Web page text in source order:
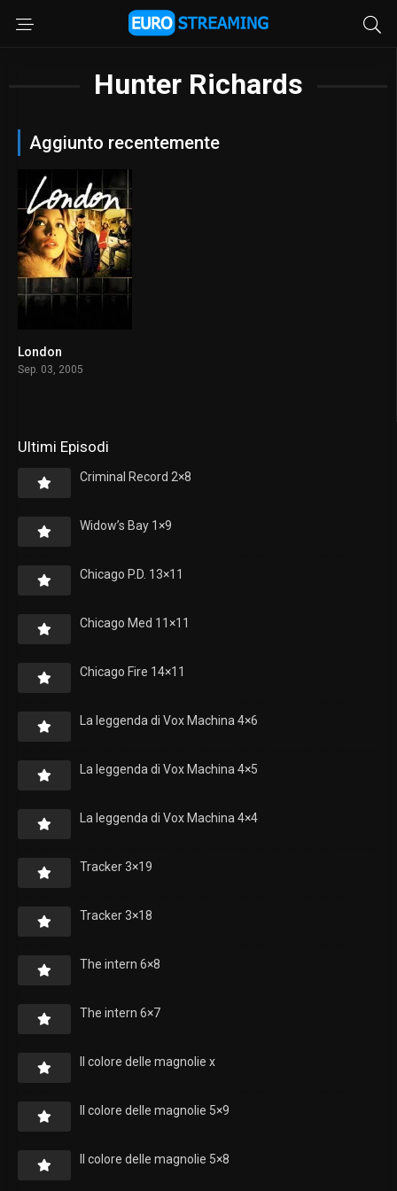
Hunter Richards
Aggiunto recentemente
London
Sep. 03, 2005
Ultimi Episodi
Criminal Record 2×8
Widow’s Bay 1×9
Chicago P.D. 13×11
Chicago Med 11×11
Chicago Fire 14×11
La leggenda di Vox Machina 4×6
La leggenda di Vox Machina 4×5
La leggenda di Vox Machina 4×4
Tracker 3×19
Tracker 3×18
The intern 6×8
The intern 6×7
Il colore delle magnolie x
Il colore delle magnolie 5×9
Il colore delle magnolie 5×8